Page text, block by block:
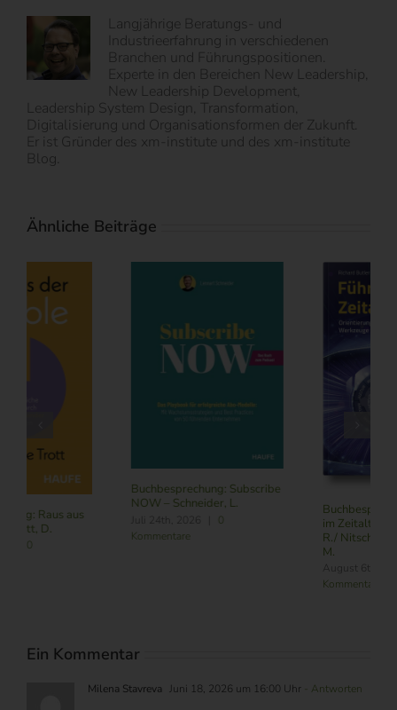
Langjährige Beratungs- und
Industrieerfahrung in verschiedenen
Branchen und Führungspositionen.
Experte in den Bereichen New Leadership,
New Leadership Development,
Leadership System Design, Transformation,
Digitalisierung und Organisationsformen der Zukunft.
Er ist Gründer des xm-institute und des xm-institute
Blog.
Ähnliche Beiträge
Buchbesprechung: Subscribe
NOW – Schneider, L.
Juli 24th, 2026
Kommentare
Buchbesprechung: Führung
im Zeitalter von KI – Butler,
R./ Nitschmann, J./ Becking,
Ein Kommentar
Milena Stavreva Juni 18, 2026 um 16:00 Uhr - Antworten